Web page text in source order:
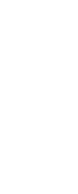
支援人臉解鎖，
配備
格，手機充電無
利性。此外，搭
可播放音樂、